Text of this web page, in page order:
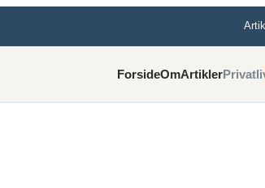
ForsideOmArtikler